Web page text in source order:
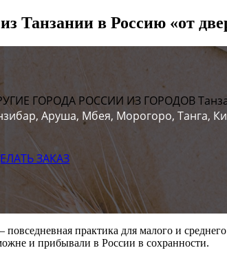
Танзании в Россию «от
ГОРОДА РОССИИ ИЗ ГОРОДОВ
Аруша, Мбея, Морогоро, Танга,
ЗАКАЗ
практика для малого и
и прибывали в России в сохранности.